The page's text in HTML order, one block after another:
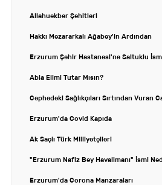
Allahuekber Şehitleri
Hakkı Mezararkalı Ağabey'in Ardından
Erzurum Şehir Hastanesi'ne Saltuklu
Abla Elimi Tutar Mısın?
Cephedeki Sağlıkçıları Sırtından Vuran
Erzurum'da Covid Kapıda
Ak Saçlı Türk Milliyetçileri
"Erzurum Nafiz Bey Havalimanı" İsmi
Erzurum'da Corona Manzaraları